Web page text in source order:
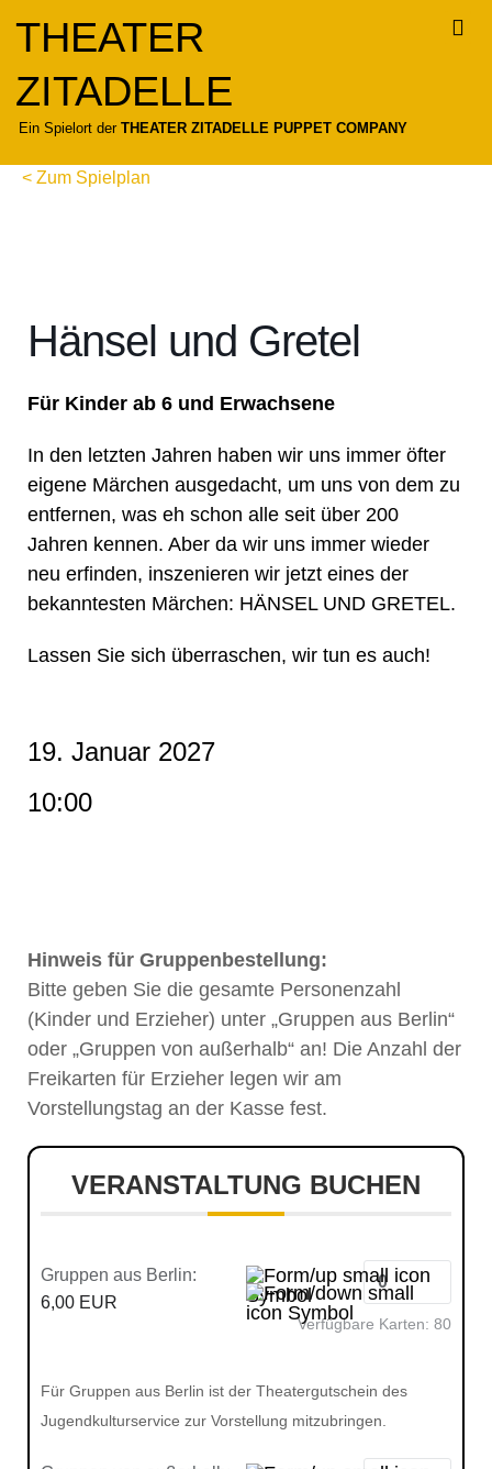
springen
THEATER
ZITADELLE
Ein Spielort derTHEATER ZITADELLE PUPPET COMPANY
< Zum Spielplan
Hänsel und Gretel
Für Kinder ab 6 und Erwachsene
In den letzten Jahren haben wir uns immer öfter
eigene Märchen ausgedacht, um uns von dem zu
entfernen, was eh schon alle seit über 200
Jahren kennen. Aber da wir uns immer wieder
neu erfinden, inszenieren wir jetzt eines der
bekanntesten Märchen: HÄNSEL UND GRETEL.
Lassen Sie sich überraschen, wir tun es auch!
19. Januar 2027
10:00
Hinweis für Gruppenbestellung:
Bitte geben Sie die gesamte Personenzahl
(Kinder und Erzieher) unter „Gruppen aus Berlin“
oder „Gruppen von außerhalb“ an! Die Anzahl der
Freikarten für Erzieher legen wir am
Vorstellungstag an der Kasse fest.
VERANSTALTUNG BUCHEN
Gruppen aus Berlin:
6,00 EUR
Verfügbare Karten: 80
Für Gruppen aus Berlin ist der Theatergutschein des
Jugendkulturservice zur Vorstellung mitzubringen.